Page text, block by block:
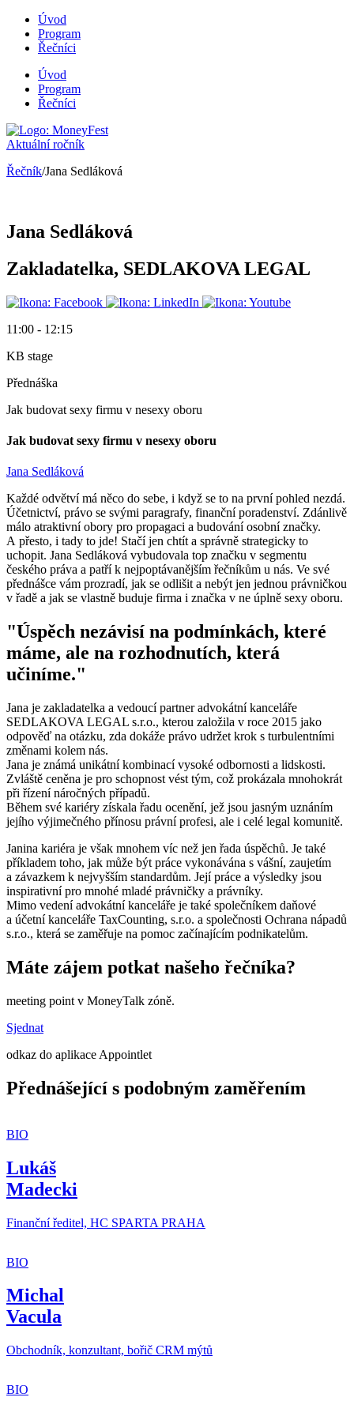
Úvod
Program
Řečníci
Úvod
Program
Řečníci
Aktuální ročník
Řečník/Jana Sedláková
Jana Sedláková
Zakladatelka, SEDLAKOVA LEGAL
11:00 - 12:15
KB stage
Přednáška
Jak budovat sexy firmu v nesexy oboru
Jak budovat sexy firmu v nesexy oboru
Jana Sedláková
Každé odvětví má něco do sebe, i když se to na první pohled nezdá.
Účetnictví, právo se svými paragrafy, finanční poradenství. Zdánlivě
málo atraktivní obory pro propagaci a budování osobní značky.
A přesto, i tady to jde! Stačí jen chtít a správně strategicky to
uchopit. Jana Sedláková vybudovala top značku v segmentu
českého práva a patří k nejpoptávanějším řečníkům u nás. Ve své
přednášce vám prozradí, jak se odlišit a nebýt jen jednou právničkou
v řadě a jak se vlastně buduje firma i značka v ne úplně sexy oboru.
"Úspěch nezávisí na podmínkách, které
máme, ale na rozhodnutích, která
učiníme."
Jana je zakladatelka a vedoucí partner advokátní kanceláře
SEDLAKOVA LEGAL s.r.o., kterou založila v roce 2015 jako
odpověď na otázku, zda dokáže právo udržet krok s turbulentními
změnami kolem nás.
Jana je známá unikátní kombinací vysoké odbornosti a lidskosti.
Zvláště ceněna je pro schopnost vést tým, což prokázala mnohokrát
při řízení náročných případů.
Během své kariéry získala řadu ocenění, jež jsou jasným uznáním
jejího výjimečného přínosu právní profesi, ale i celé legal komunitě.
Janina kariéra je však mnohem víc než jen řada úspěchů. Je také
příkladem toho, jak může být práce vykonávána s vášní, zaujetím
a závazkem k nejvyšším standardům. Její práce a výsledky jsou
inspirativní pro mnohé mladé právničky a právníky.
Mimo vedení advokátní kanceláře je také společníkem daňové
a účetní kanceláře TaxCounting, s.r.o. a společnosti Ochrana nápadů
s.r.o., která se zaměřuje na pomoc začínajícím podnikatelům.
Máte zájem potkat našeho řečníka?
meeting point v MoneyTalk zóně.
Sjednat
odkaz do aplikace Appointlet
Přednášející s podobným zaměřením
BIO
Lukáš
Madecki
Finanční ředitel, HC SPARTA PRAHA
BIO
Michal
Vacula
Obchodník, konzultant, bořič CRM mýtů
BIO